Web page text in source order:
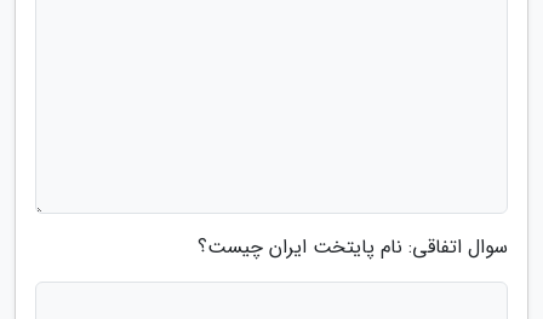
سوال اتفاقی: نام پایتخت ایران چیست؟